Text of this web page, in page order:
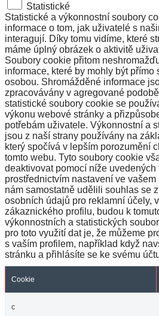
Statistické
Statistické a výkonnostní soubory
informace o tom, jak uživatelé s
interagují. Díky tomu vidíme, které
máme úplný obrázek o aktivitě
Soubory cookie přitom
informace, které by mohly být přímo
osobou. Shromážděné informace
zpracovávány v agregované
statistické soubory cookie se
výkonu webové stránky a
potřebám uživatele. Výkonnostní a
jsou z naší strany používány na
který spočívá v lepším porozumění
tomto webu. Tyto soubory cookie
deaktivovat pomocí níže uvedených
prostřednictvím nastavení ve
nám samostatně udělili souhlas se
osobních údajů pro reklamní účely,
zákaznického profilu, budou k
výkonnostních a statistických
pro toto využití dat je, že můžeme
s vaším profilem, například když
stránku a přihlásíte se ke svému
Cookie
c